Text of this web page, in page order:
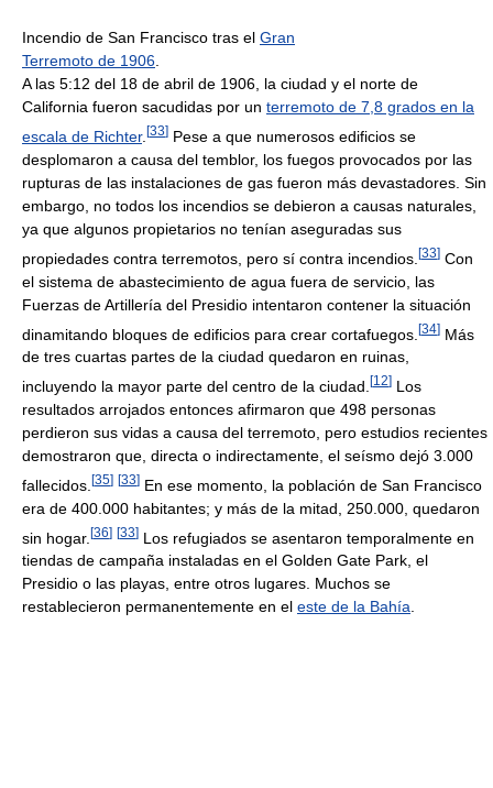
Incendio de San Francisco tras el Gran
Terremoto de 1906.
A las 5:12 del 18 de abril de 1906, la ciudad y el norte de
California fueron sacudidas por un terremoto de 7,8 grados en la
escala de Richter. [33] Pese a que numerosos edificios se
desplomaron a causa del temblor, los fuegos provocados por las
rupturas de las instalaciones de gas fueron más devastadores. Sin
embargo, no todos los incendios se debieron a causas naturales,
ya que algunos propietarios no tenían aseguradas sus
propiedades contra terremotos, pero sí contra incendios. [33] Con
el sistema de abastecimiento de agua fuera de servicio, las
Fuerzas de Artillería del Presidio intentaron contener la situación
dinamitando bloques de edificios para crear cortafuegos. [34] Más
de tres cuartas partes de la ciudad quedaron en ruinas,
incluyendo la mayor parte del centro de la ciudad. [12] Los
resultados arrojados entonces afirmaron que 498 personas
perdieron sus vidas a causa del terremoto, pero estudios recientes
demostraron que, directa o indirectamente, el seísmo dejó 3.000
fallecidos. [35] [33] En ese momento, la población de San Francisco
era de 400.000 habitantes; y más de la mitad, 250.000, quedaron
sin hogar. [36] [33] Los refugiados se asentaron temporalmente en
tiendas de campaña instaladas en el Golden Gate Park, el
Presidio o las playas, entre otros lugares. Muchos se
restablecieron permanentemente en el este de la Bahía.